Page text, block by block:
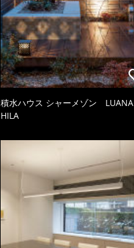
積水ハウス シャーメゾン LUANA
HILA